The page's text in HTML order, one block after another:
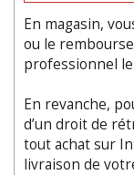
En magasin,
ou le
professionnel
En revanche,
d’un droit de
tout achat sur
livraison de